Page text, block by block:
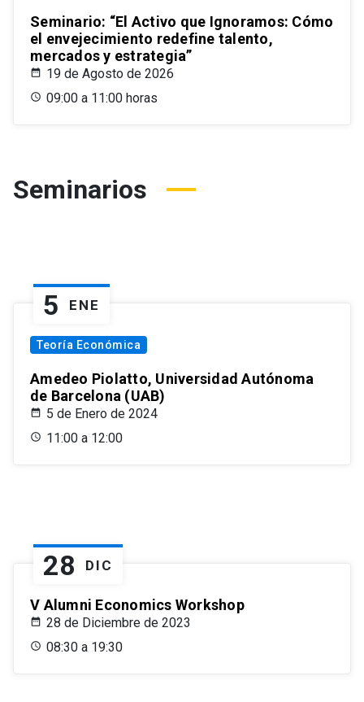
Seminario: “El Activo que Ignoramos: Cómo
el envejecimiento redefine talento,
mercados y estrategia”
19 de Agosto de 2026
09:00 a 11:00 horas
Seminarios
5 ENE
Teoría Económica
Amedeo Piolatto, Universidad Autónoma
de Barcelona (UAB)
5 de Enero de 2024
11:00 a 12:00
28 DIC
V Alumni Economics Workshop
28 de Diciembre de 2023
08:30 a 19:30